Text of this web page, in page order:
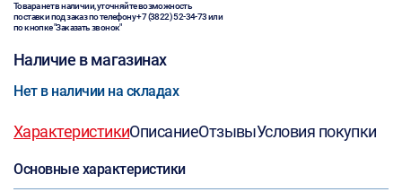
Товара нет в наличии, уточняйте возможность
поставки под заказ по телефону+7 (3822) 52-34-73или
по кнопке "Заказать звонок"
Наличие в магазинах
Нет в наличии на складах
ХарактеристикиОписаниеОтзывыУсловия покупки
Основные характеристики